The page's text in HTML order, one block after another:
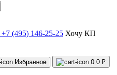
+7 (495) 146-25-25 Хочу КП
Избранное 0 0 ₽